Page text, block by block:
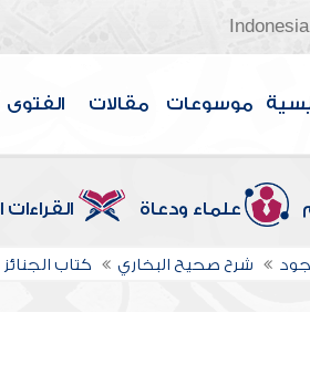
Indonesia
موسوعات مقالات الفتوى
علماء ودعاة
شرح صحيح البخاري كتاب الجنائز